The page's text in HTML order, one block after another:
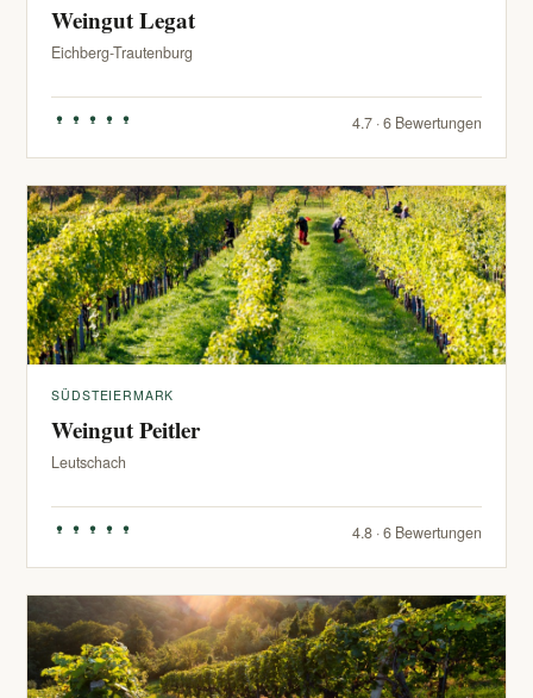
Weingut Legat
Eichberg-Trautenburg
4.7 · 6 Bewertungen
SÜDSTEIERMARK
Weingut Peitler
Leutschach
4.8 · 6 Bewertungen